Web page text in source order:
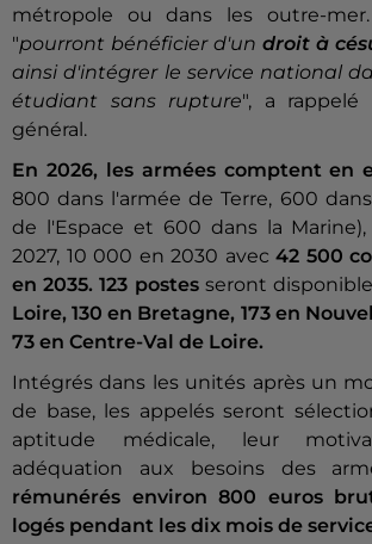
métropole ou dans les outre-
"pourront bénéficier d'un droit à
ainsi d'intégrer le service national
étudiant sans rupture", a rappelé
général.
En 2026, les armées comptent en
800 dans l'armée de Terre, 600
de l'Espace et 600 dans la
2027, 10 000 en 2030 avec 42 500
en 2035. 123 postesseront
Loire, 130 en Bretagne, 173 en
73 en Centre-Val de Loire.
Intégrés dans les unités après un
de base, les appelés seront
aptitude médicale, leur
adéquation aux besoins des
rémunérés environ 800 euros
logés pendant les dix mois de